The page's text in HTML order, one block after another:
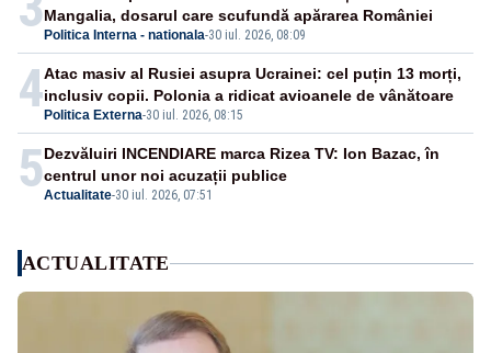
Politica Interna - nationala-30 iul. 2026, 08:09
Mangalia, dosarul care scufundă apărarea României
4 Politica Externa-30 iul. 2026, 08:15
Atac masiv al Rusiei asupra Ucrainei: cel puțin 13 morți,
inclusiv copii. Polonia a ridicat avioanele de vânătoare
5Actualitate-30 iul. 2026, 07:51
Dezvăluiri INCENDIARE marca Rizea TV: Ion Bazac, în
centrul unor noi acuzații publice
ACTUALITATE